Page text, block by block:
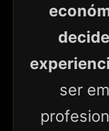
ser